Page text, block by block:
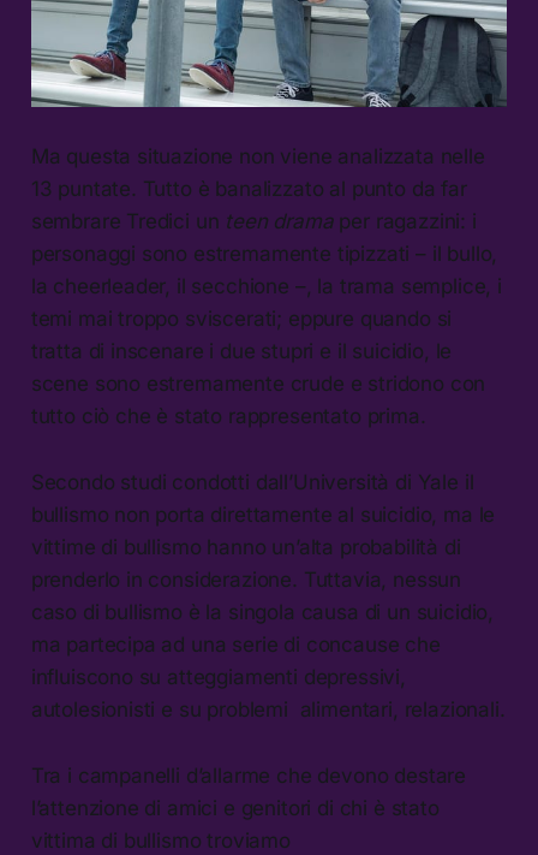
Ma questa situazione non viene analizzata nelle
13 puntate. Tutto è banalizzato al punto da far
sembrare Tredici un teen dramaper ragazzini: i
personaggi sono estremamente tipizzati – il bullo,
la cheerleader, il secchione –, la trama semplice, i
temi mai troppo sviscerati; eppure quando si
tratta di inscenare i due stupri e il suicidio, le
scene sono estremamente crude e stridono con
tutto ciò che è stato rappresentato prima.
Secondo studi condotti dall’Università di Yale il
bullismo non porta direttamente al suicidio, ma le
vittime di bullismo hanno un’alta probabilità di
prenderlo in considerazione. Tuttavia, nessun
caso di bullismo è la singola causa di un suicidio,
ma partecipa ad una serie di concause che
influiscono su atteggiamenti depressivi,
autolesionisti e su problemi alimentari, relazionali.
Tra i campanelli d’allarme che devono destare
l’attenzione di amici e genitori di chi è stato
vittima di bullismo troviamo